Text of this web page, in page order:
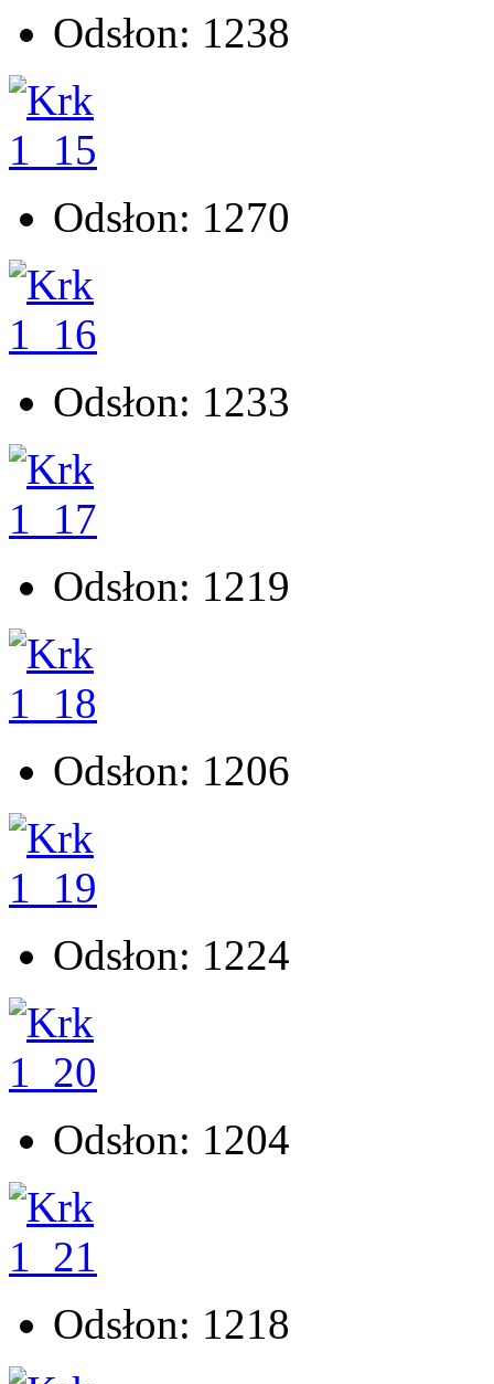
Odsłon: 1238
Odsłon: 1270
Odsłon: 1233
Odsłon: 1219
Odsłon: 1206
Odsłon: 1224
Odsłon: 1204
Odsłon: 1218